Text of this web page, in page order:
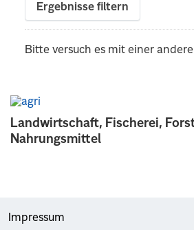
Landwirtschaft, Fischerei,
Nahrungsmittel
Ergebnisse filtern
Bitte versuch es mit einer
Impressum